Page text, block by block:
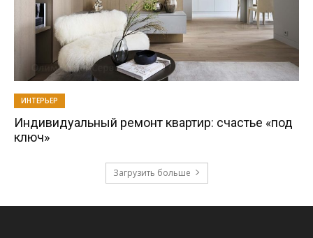
ИНТЕРЬЕР
Индивидуальный ремонт квартир: счастье «под
ключ»
Загрузить больше